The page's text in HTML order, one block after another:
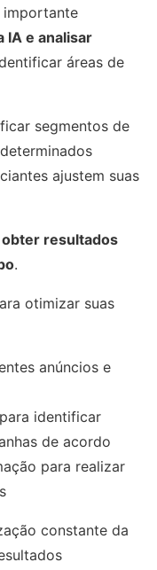
importante
e analisar
áreas de
segmentos de
ajustem suas
obter resultados
.
otimizar suas
anúncios e
identificar
de acordo
para realizar
constante da